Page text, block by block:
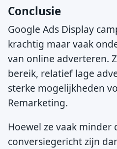
Conclusie
Google Ads Display
krachtig maar vaak
van online adverteren.
bereik, relatief lage
sterke mogelijkheden
Remarketing.
Hoewel ze vaak minder
conversiegericht zijn